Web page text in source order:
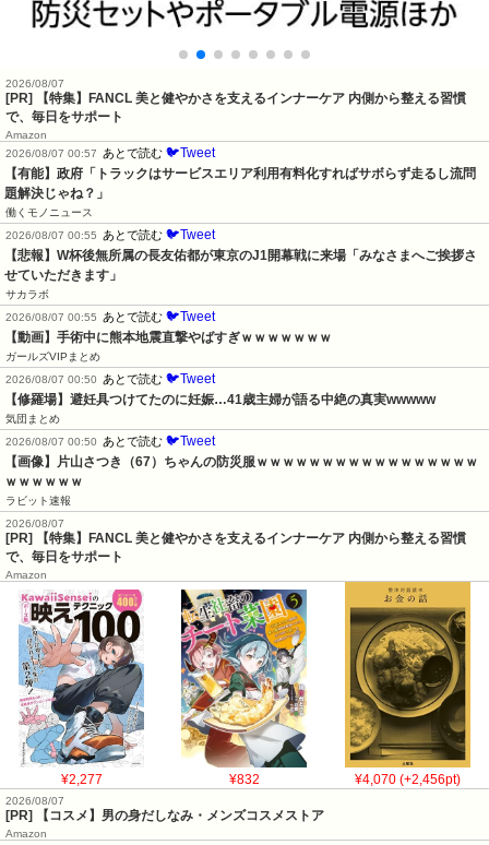
2026/08/07
[PR] 【特集】FANCL 美と健やかさを支えるインナーケア 内側から整える習慣
で、毎日をサポート
Amazon
2026/08/07 00:57
あとで読む 🐦Tweet
【有能】政府「トラックはサービスエリア利用有料化すればサボらず走るし流問
題解決じゃね？」
働くモノニュース
2026/08/07 00:55
あとで読む 🐦Tweet
【悲報】W杯後無所属の長友佑都が東京のJ1開幕戦に来場「みなさまへご挨拶さ
せていただきます」
サカラボ
2026/08/07 00:55
あとで読む 🐦Tweet
【動画】手術中に熊本地震直撃やばすぎｗｗｗｗｗｗｗ
ガールズVIPまとめ
2026/08/07 00:50
あとで読む 🐦Tweet
【修羅場】避妊具つけてたのに妊娠…41歳主婦が語る中絶の真実wwwww
気団まとめ
2026/08/07 00:50
あとで読む 🐦Tweet
【画像】片山さつき（67）ちゃんの防災服ｗｗｗｗｗｗｗｗｗｗｗｗｗｗｗｗｗ
ｗｗｗｗｗｗ
ラビット速報
2026/08/07
[PR] 【特集】FANCL 美と健やかさを支えるインナーケア 内側から整える習慣
で、毎日をサポート
Amazon
¥2,277 ¥832 ¥4,070 (+2,456pt)
2026/08/07
[PR] 【コスメ】男の身だしなみ・メンズコスメストア
Amazon